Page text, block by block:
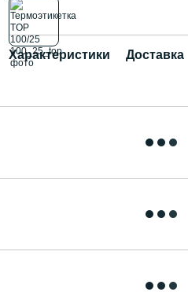
Характеристики Доставка